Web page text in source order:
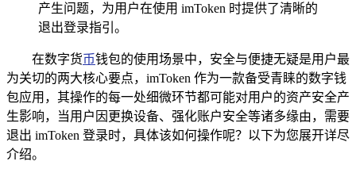
产生问题，为用户在使用 imToken 时提供了清晰的
退出登录指引。
在数字货币钱包的使用场景中，安全与便捷无疑是用户最
为关切的两大核心要点，imToken 作为一款备受青睐的数字钱
包应用，其操作的每一处细微环节都可能对用户的资产安全产
生影响，当用户因更换设备、强化账户安全等诸多缘由，需要
退出 imToken 登录时，具体该如何操作呢？以下为您展开详尽
介绍。